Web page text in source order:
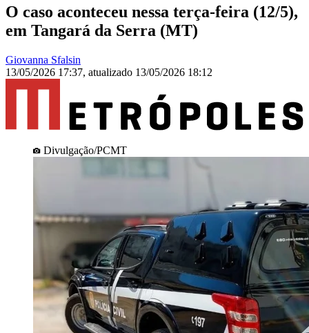
O caso aconteceu nessa terça-feira (12/5),
em Tangará da Serra (MT)
Giovanna Sfalsin
13/05/2026 17:37, atualizado 13/05/2026 18:12
Divulgação/PCMT